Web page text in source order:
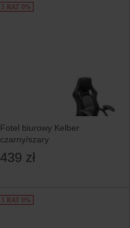
5 RAT 0%
Fotel biurowy Kelber
czarny/szary
439 zł
5 RAT 0%